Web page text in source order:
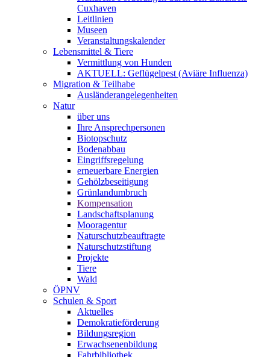
Cuxhaven
Leitlinien
Museen
Veranstaltungskalender
Lebensmittel & Tiere
Vermittlung von Hunden
AKTUELL: Geflügelpest (Aviäre Influenza)
Migration & Teilhabe
Ausländerangelegenheiten
Natur
über uns
Ihre Ansprechpersonen
Biotopschutz
Bodenabbau
Eingriffsregelung
erneuerbare Energien
Gehölzbeseitigung
Grünlandumbruch
Kompensation
Landschaftsplanung
Mooragentur
Naturschutzbeauftragte
Naturschutzstiftung
Projekte
Tiere
Wald
ÖPNV
Schulen & Sport
Aktuelles
Demokratieförderung
Bildungsregion
Erwachsenenbildung
Fahrbibliothek